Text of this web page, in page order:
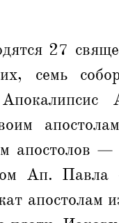
27
семь
апостолов
Ап.